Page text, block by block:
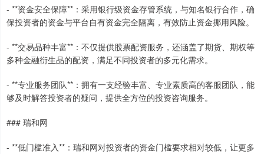
- **资金安全保障**：采用银行级资金存管系统，与知名银行合作，确
保投资者的资金与平台自有资金完全隔离，有效防止资金挪用风险。
- **交易品种丰富**：不仅提供股票配资服务，还涵盖了期货、期权等
多种金融衍生品的配资，满足不同投资者的多元化需求。
- **专业服务团队**：拥有一支经验丰富、专业素质高的客服团队，能
够及时解答投资者的疑问，提供全方位的投资咨询服务。
### 瑞和网
- **低门槛准入**：瑞和网对投资者的资金门槛要求相对较低，让更多